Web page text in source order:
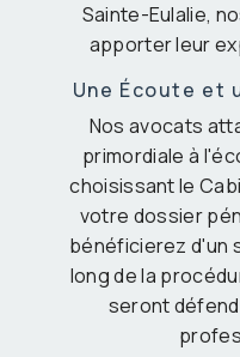
Sainte-Eulalie,
apporter leur
Une Écoute et
Nos avocats
primordiale à
choisissant le
votre dossier
bénéficierez d'un
long de la
seront